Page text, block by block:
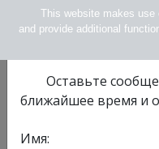
Не нашли
Оставьте
ближайшее время и
Имя:
This website makes use
and provide additional